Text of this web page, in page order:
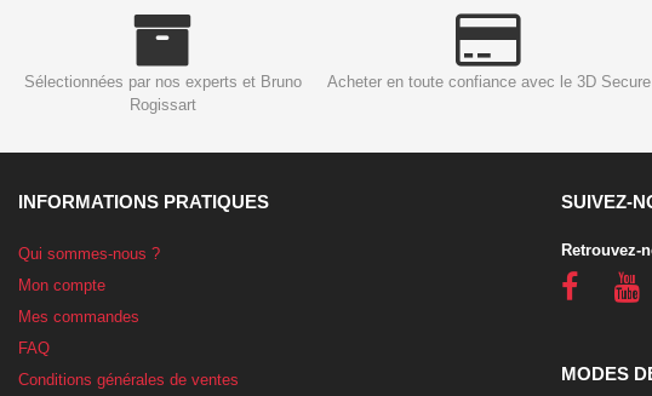
Sélectionnées par nos experts et Bruno
Rogissart
Acheter en toute confiance avec le 3D Secure
INFORMATIONS PRATIQUES
Qui sommes-nous ?
Mon compte
Mes commandes
FAQ
Conditions générales de ventes
SUIVEZ-
Retrouvez-
MODES